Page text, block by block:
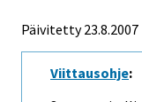
Päivitetty23.8.2007
Viittausohje: